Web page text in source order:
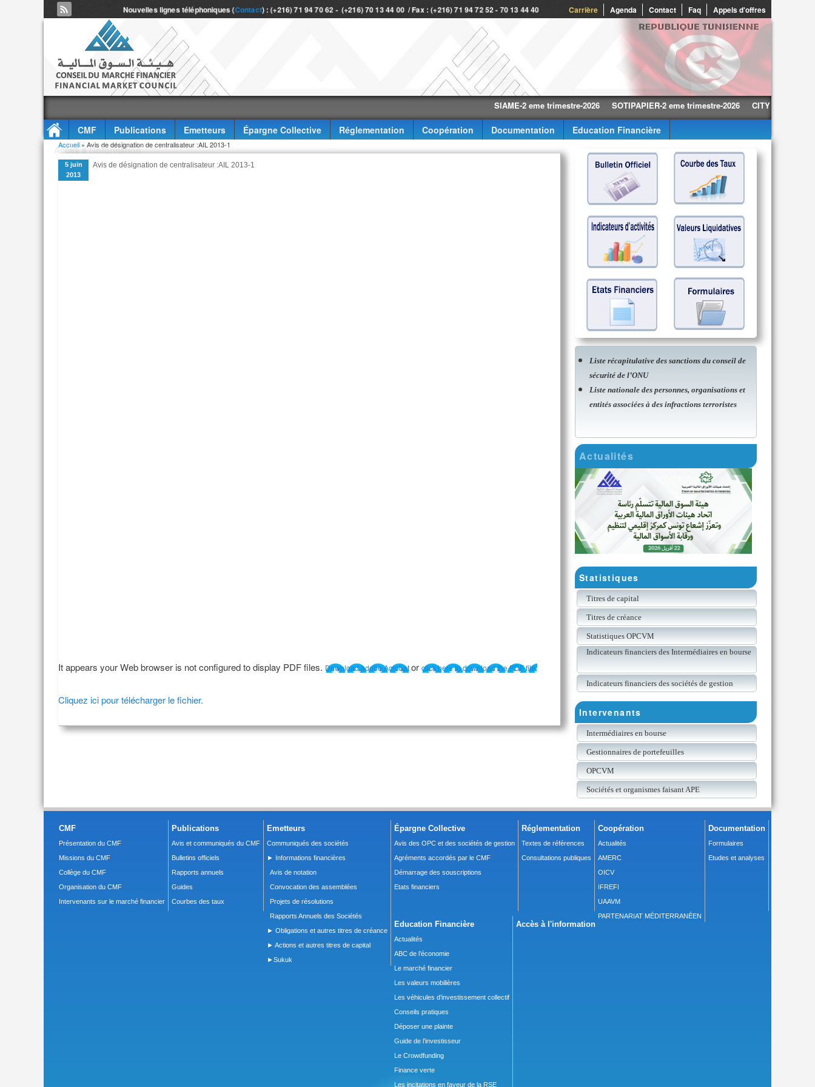
Carrière Agenda Contact Faq Appels d'offres
Nouvelles lignes téléphoniques (Contact) : (+216) 71 94 70 62 - (+216) 70 13 44 00 / Fax : (+216) 71 94 72 52 - 70 13 44 40
SIAME-2 eme trimestre-2026 SOTIPAPIER-2 eme trimestre-2026 CITY CARS-2 eme
CMF Publications Emetteurs Épargne Collective Réglementation Coopération Documentation
Education Financière
Accès à l'information
Vous êtes ici
Accueil » Avis de désignation de centralisateur :AIL 2013-1
5 juin
2013
Avis de désignation de centralisateur :AIL 2013-1
It appears your Web browser is not configured to display PDF files. Download adobe Acrobator click here to download the PDF file.
Cliquez ici pour télécharger le fichier.
Liste récapitulative des sanctions du conseil de
sécurité de l’ONU
Liste nationale des personnes, organisations et
entités associées à des infractions terroristes
Actualités
Statistiques
Titres de capital
Titres de créance
Statistiques OPCVM
Indicateurs financiers des Intermédiaires en bourse
Indicateurs financiers des sociétés de gestion
Intervenants
Intermédiaires en bourse
Gestionnaires de portefeuilles
OPCVM
Sociétés et organismes faisant APE
CMF
Présentation du CMF
Missions du CMF
Collège du CMF
Organisation du CMF
Intervenants sur le marché financier
Publications
Avis et communiqués du CMF
Bulletins officiels
Rapports annuels
Guides
Courbes des taux
Emetteurs
Communiqués des sociétés
► Informations financières
Avis de notation
Convocation des assemblées
Projets de résolutions
Rapports Annuels des Sociétés
► Obligations et autres titres de créance
► Actions et autres titres de capital
►Sukuk
Épargne Collective
Avis des OPC et des sociétés de gestion
Agréments accordés par le CMF
Démarrage des souscriptions
Etats financiers
Réglementation
Textes de références
Consultations publiques
Coopération
Actualités
AMERC
OICV
IFREFI
UAAVM
PARTENARIAT MÉDITERRANÉEN
Documentation
Formulaires
Etudes et analyses
Education Financière
Actualités
ABC de l’économie
Le marché financier
Les valeurs mobilières
Les véhicules d’investissement collectif
Conseils pratiques
Déposer une plainte
Guide de l’investisseur
Le Crowdfunding
Finance verte
Les incitations en faveur de la RSE
Accès à l'information